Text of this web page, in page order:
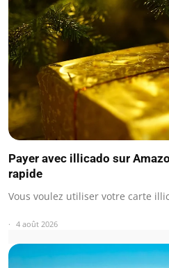
Payer avec illicado sur
rapide
Vous voulez utiliser votre carte
4 août 2026